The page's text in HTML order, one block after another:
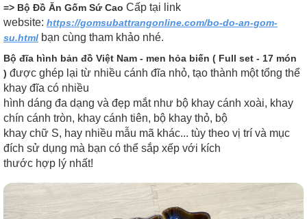
=> Bộ Đồ Ăn Gốm Sứ Cao Cấp tại link
website: https://gomsubattrangonline.com/bo-do-an-gom-
su.html bạn cùng tham khảo nhé.
Bộ đĩa hình bản đồ Việt Nam - men hỏa biến ( Full set - 17 món
) được ghép lại từ nhiều cánh đĩa nhỏ, tạo thành một tổng thể
khay đĩa có nhiều
hình dáng đa dạng và đẹp mắt như bộ khay cánh xoài, khay
chín cánh tròn, khay cánh tiên, bộ khay thỏ, bộ
khay chữ S, hay nhiều mẫu mã khác... tùy theo vị trí và mục
đích sử dụng mà bạn có thể sắp xếp với kích
thước hợp lý nhất!